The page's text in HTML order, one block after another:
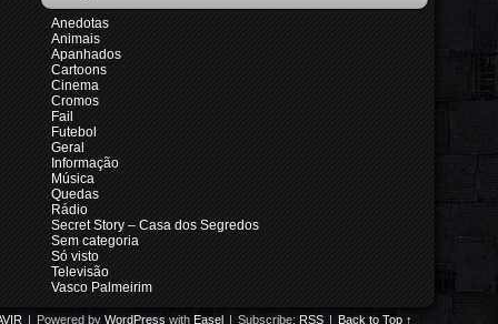
Anedotas
Animais
Apanhados
Cartoons
Cinema
Cromos
Fail
Futebol
Geral
Informação
Música
Quedas
Rádio
Secret Story – Casa dos Segredos
Sem categoria
Só visto
Televisão
Vasco Palmeirim
| Powered by WordPress with Easel | Subscribe: RSS | Back to Top ↑